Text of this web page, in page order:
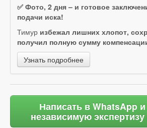
✅ Фото, 2 дня – и готовое
подачи иска!
Тимур избежал лишних хлопот,
получил полную сумму
Узнать подробнее
Написать в WhatsApp и
независимую